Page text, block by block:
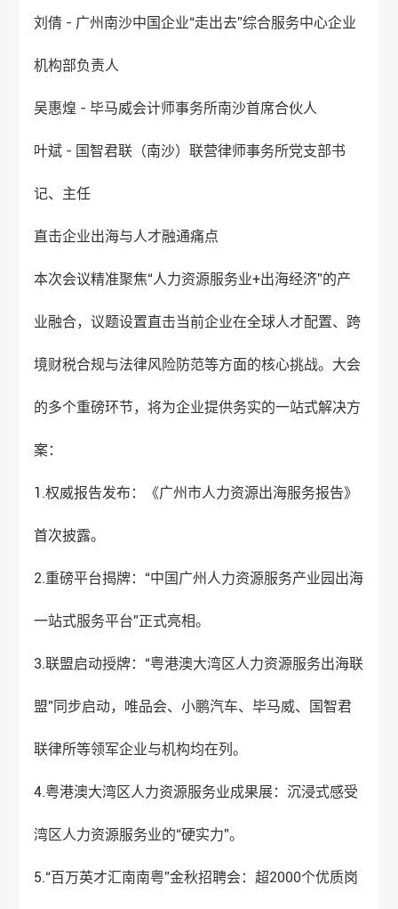
刘倩 - 广州南沙中国企业“走出去”综合服务中心企业
机构部负责人
吴惠煌 - 毕马威会计师事务所南沙首席合伙人
叶斌 - 国智君联（南沙）联营律师事务所党支部书
记、主任
直击企业出海与人才融通痛点
本次会议精准聚焦“人力资源服务业+出海经济”的产
业融合，议题设置直击当前企业在全球人才配置、跨
境财税合规与法律风险防范等方面的核心挑战。大会
的多个重磅环节，将为企业提供务实的一站式解决方
案：
1.权威报告发布：《广州市人力资源出海服务报告》
首次披露。
2.重磅平台揭牌：“中国广州人力资源服务产业园出海
一站式服务平台”正式亮相。
3.联盟启动授牌：“粤港澳大湾区人力资源服务出海联
盟”同步启动，唯品会、小鹏汽车、毕马威、国智君
联律所等领军企业与机构均在列。
4.粤港澳大湾区人力资源服务业成果展：沉浸式感受
湾区人力资源服务业的“硬实力”。
5.“百万英才汇南南粤”金秋招聘会：超2000个优质岗